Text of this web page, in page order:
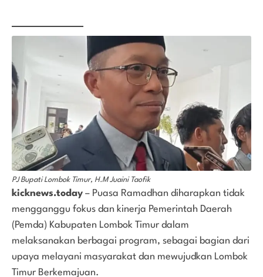
PJ Bupati Lombok Timur, H.M Juaini Taofik
kicknews.today – Puasa Ramadhan diharapkan tidak
mengganggu fokus dan kinerja Pemerintah Daerah
(Pemda) Kabupaten Lombok Timur dalam
melaksanakan berbagai program, sebagai bagian dari
upaya melayani masyarakat dan mewujudkan Lombok
Timur Berkemajuan.